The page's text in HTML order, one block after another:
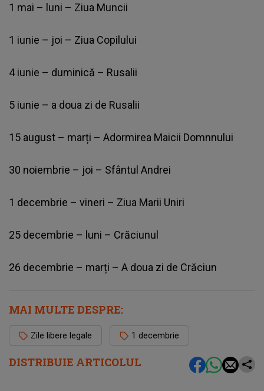
DISTRIBUIE ARTICOLUL
1 mai – luni – Ziua Muncii
1 iunie – joi – Ziua Copilului
4 iunie – duminică – Rusalii
5 iunie – a doua zi de Rusalii
15 august – marți – Adormirea Maicii Domnnului
30 noiembrie – joi – Sfântul Andrei
1 decembrie – vineri – Ziua Marii Uniri
25 decembrie – luni – Crăciunul
26 decembrie – marți – A doua zi de Crăciun
MAI MULTE DESPRE:
Zile libere legale 1 decembrie